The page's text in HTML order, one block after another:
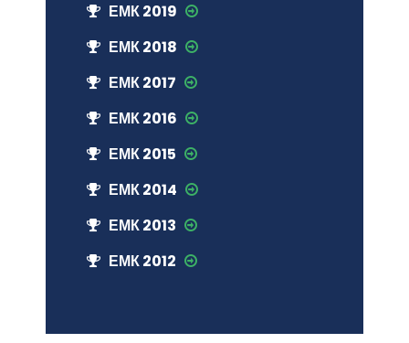
ЕМК 2019
ЕМК 2018
ЕМК 2017
ЕМК 2016
ЕМК 2015
ЕМК 2014
ЕМК 2013
ЕМК 2012